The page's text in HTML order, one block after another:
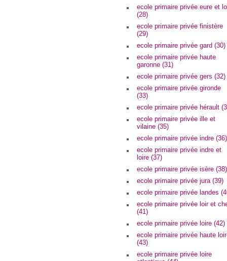
ecole primaire privée eure et
(28)
ecole primaire privée finistère
(29)
ecole primaire privée gard (30)
ecole primaire privée haute
garonne (31)
ecole primaire privée gers (32)
ecole primaire privée gironde
(33)
ecole primaire privée hérault
ecole primaire privée ille et
vilaine (35)
ecole primaire privée indre (36)
ecole primaire privée indre et
loire (37)
ecole primaire privée isère (38)
ecole primaire privée jura (39)
ecole primaire privée landes
ecole primaire privée loir et
(41)
ecole primaire privée loire (42)
ecole primaire privée haute
(43)
ecole primaire privée loire